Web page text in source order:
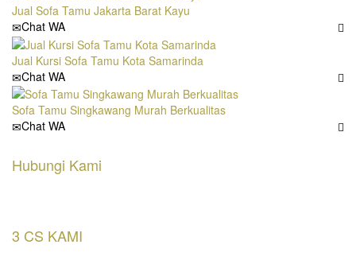
Jual Sofa Tamu Jakarta Barat Kayu
Chat WA
Jual Kursi Sofa Tamu Kota Samarinda
Chat WA
Sofa Tamu Singkawang Murah Berkualitas
Chat WA
Hubungi Kami
3 CS KAMI